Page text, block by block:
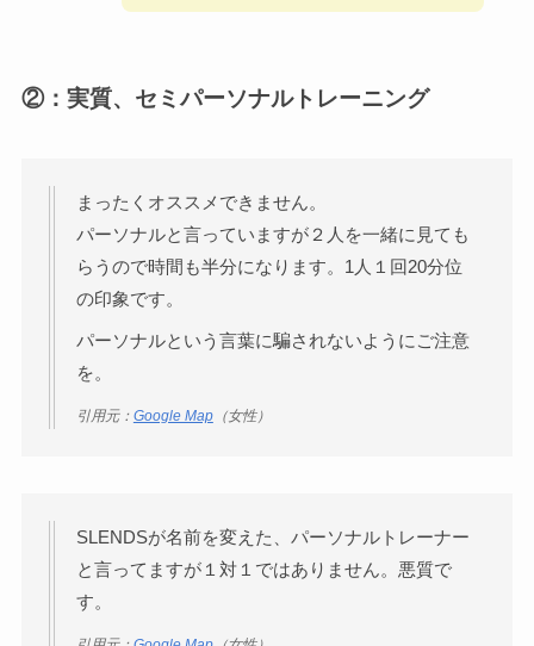
②：実質、セミパーソナルトレーニング
まったくオススメできません。
パーソナルと言っていますが２人を一緒に見ても
らうので時間も半分になります。1人１回20分位
の印象です。
パーソナルという言葉に騙されないようにご注意
を。
引用元： Google Map（女性）
SLENDSが名前を変えた、パーソナルトレーナー
と言ってますが１対１ではありません。悪質で
す。